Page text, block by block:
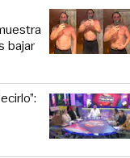
bajar